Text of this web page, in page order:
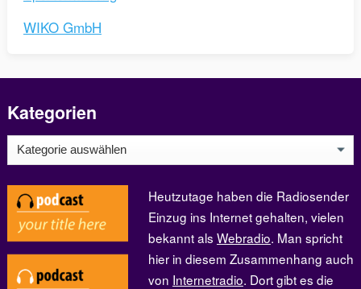
WIKO GmbH
Kategorien
Kategorien
Heutzutage haben die Radiosender
Einzug ins Internet gehalten, vielen
bekannt als Webradio. Man spricht
hier in diesem Zusammenhang auch
von Internetradio. Dort gibt es die